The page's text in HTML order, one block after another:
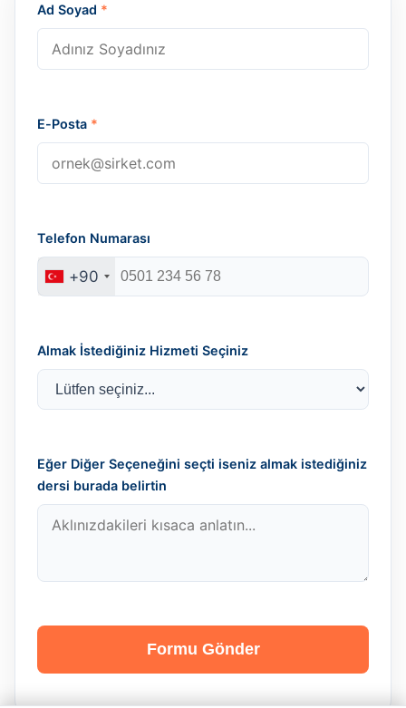
Ad Soyad *
E-Posta *
Telefon Numarası
+90
Almak İstediğiniz Hizmeti Seçiniz
Eğer Diğer Seçeneğini seçti iseniz almak istediğiniz
dersi burada belirtin
Formu Gönder